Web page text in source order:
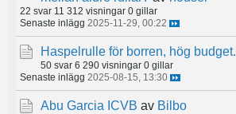
22 svar 11 312 visningar 0 gillar
Senaste inlägg 2025-11-29, 00:22
Haspelrulle för borren, hög budget.
50 svar 6 290 visningar 0 gillar
Senaste inlägg 2025-08-15, 13:30
Abu Garcia ICVB av Bilbo